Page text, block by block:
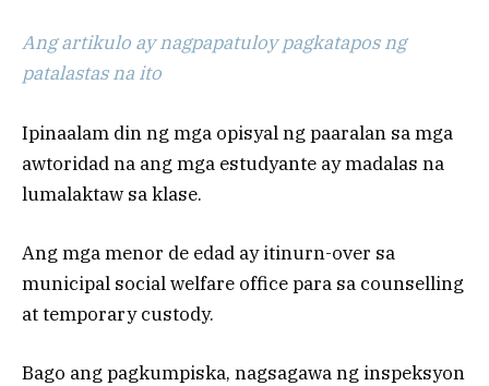
Ang artikulo ay nagpapatuloy pagkatapos ng
patalastas na ito
Ipinaalam din ng mga opisyal ng paaralan sa mga
awtoridad na ang mga estudyante ay madalas na
lumalaktaw sa klase.
Ang mga menor de edad ay itinurn-over sa
municipal social welfare office para sa counselling
at temporary custody.
Bago ang pagkumpiska, nagsagawa ng inspeksyon